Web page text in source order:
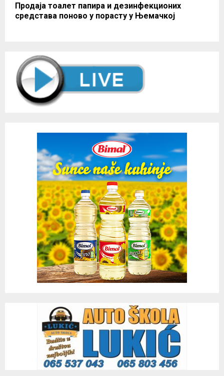
Продаја тоалет папира и дезинфекционих
средстава поново у порасту у Њемачкој